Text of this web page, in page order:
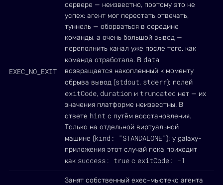
EXEC_NO_EXIT
сервере — неизвестно, поэтому это не
успех: агент мог перестать отвечать,
туннель — оборваться в середине
команды, а очень большой вывод —
переполнить канал уже после того, как
команда отработала. В data
возвращается накопленный к моменту
обрыва вывод (stdout, stderr); полей
exitCode, duration и truncated нет — их
значения платформе неизвестны. В
ответе hint с путём восстановления.
Только на отдельной виртуальной
машине (kind: "STANDALONE"); у galaxy-
приложения этот случай пока приходит
как success: true с exitCode: -1
Занят собственный exec-мьютекс агента